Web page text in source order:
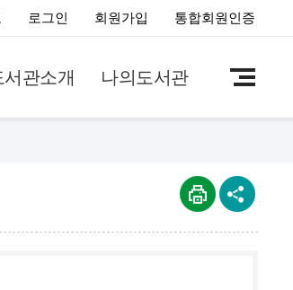
로그인 회원가입 통합회원인증
서관소개 나의도서관